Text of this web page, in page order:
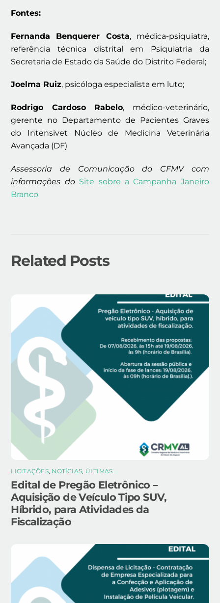
Fontes:
Fernanda Benquerer Costa, médica-psiquiatra,
referência técnica distrital em Psiquiatria da
Secretaria de Estado da Saúde do Distrito Federal;
Joelma Ruiz, psicóloga especialista em luto;
Rodrigo Cardoso Rabelo, médico-veterinário,
gerente no Departamento de Pacientes Graves
do Intensivet Núcleo de Medicina Veterinária
Avançada (DF)
Assessoria de Comunicação do CFMV com
informações do Site sobre a Campanha Janeiro
Branco
Related Posts
LICITAÇÕES, NOTÍCIAS, ÚLTIMAS
Edital de Pregão Eletrônico –
Aquisição de Veículo Tipo SUV,
Híbrido, para Atividades da
Fiscalização